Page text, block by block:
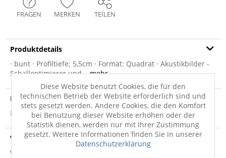
FRAGEN MERKEN TEILEN
Produktdetails
· bunt · Profiltiefe: 5,5cm · Format: Quadrat · Akustikbilder -
Schalloptimierer und...mehr
Produktsicherheit
Produktsicherheit
Versandinfo
Weitere Informationen zum Versand...
Diese Website benutzt Cookies, die für den
technischen Betrieb der Website erforderlich sind und
stets gesetzt werden. Andere Cookies, die den Komfort
bei Benutzung dieser Website erhöhen oder der
Statistik dienen, werden nur mit Ihrer Zustimmung
gesetzt. Weitere Informationen finden Sie in unserer
Datenschutzerklärung